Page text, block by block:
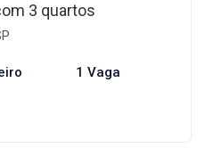
3 quartos
1 Vaga